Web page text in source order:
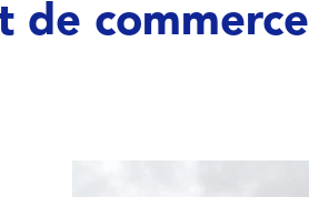
de commerce